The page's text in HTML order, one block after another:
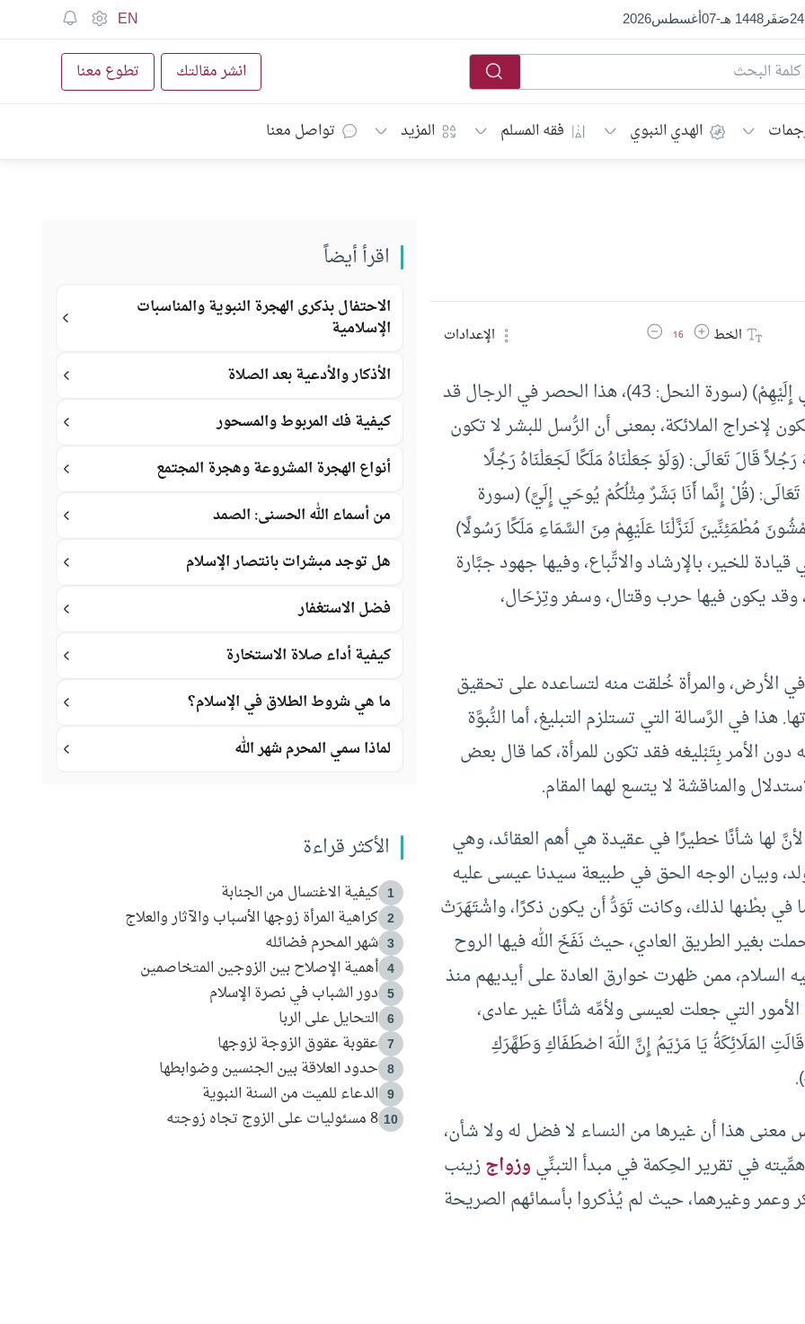
24صَفَر1448 هـ -
07أغسطس2026
EN
انشر مقالتك تطوع معنا
الهدي النبوي فقه المسلم المزيد تواصل معنا
الخطزيادة حجم الخط
16 تقليل حجم الخط الإعدادات
قَالَ الله تعالى: ( وَمَا أَرْسَلْنَا مِنْ قَبْلِكَ إِلَّا رِجَالًا نُوحِي إِلَيْهِمْ) (سورة النحل: 43)، هذا الحصر في الرجال قد
لإخراج الملائكة، بمعنى أن الرُّسل للبشر لا تكون
رَجُلاً قَالَ تَعَالَى: (وَلَوْ جَعَلْنَاهُ مَلَكًا لَجَعَلْنَاهُ رَجُلًا
تَعَالَى: (قُلْ إِنَّما أَنَا بَشَرٌ مِثْلُكُمْ يُوحَي إِلَيَّ) (سورة
يَمْشُونَ مُطْمَئِنِّينَ لَنَزَّلْنَا عَلَيْهِمْ مِنَ السَّمَاءِ مَلَكًا رَسُولًا)
هي قيادة للخير، بالإرشاد والاتِّباع، وفيها جهود جبَّارة
وقد يكون فيها حرب وقتال، وسفر وتِرْحَال،
الأرض، والمرأة خُلقت منه لتساعده على تحقيق
في الرَّسالة التي تستلزم التبليغ، أما النُّبوَّة
الأمر بِتَبْليغه فقد تكون للمرأة، كما قال بعض
والمناقشة لا يتسع لهما المقام.
لها شأنًا خطيرًا في عقيدة هي أهم العقائد، وهي
وبيان الوجه الحق في طبيعة سيدنا عيسى عليه
في بطْنها لذلك، وكانت تَوَدُّ أن يكون ذكرًا، واشْتَهَرَتْ
بغير الطريق العادي، حيث نَفَخَ الله فيها الروح
السلام، ممن ظهرت خوارق العادة على أيديهم منذ
التي جعلت لعيسى ولأمِّه شأنًا غير عادى،
المَلَائِكَةُ يَا مَرْيَمُ إِنَّ اللهَ اصْطَفَاكِ وَطَهَّرَكِ
معنى هذا أن غيرها من النساء لا فضل له ولا شأن،
في تقرير الحِكمة في مبدأ التبنِّيوزواجزينب
وغيرهما، حيث لم يُذْكروا بأسمائهم الصريحة
اقرأ أيضاً
الاحتفال بذكرى الهجرة النبوية والمناسبات
الإسلامية
الأذكار والأدعية بعد الصلاة
كيفية فك المربوط والمسحور
أنواع الهجرة المشروعة وهجرة المجتمع
من أسماء الله الحسنى: الصمد
هل توجد مبشرات بانتصار الإسلام
فضل الاستغفار
كيفية أداء صلاة الاستخارة
ما هي شروط الطلاق في الإسلام؟
لماذا سمي المحرم شهر الله
الأكثر قراءة
1 كيفية الاغتسال من الجنابة
2 كراهية المرأة زوجها الأسباب والآثار والعلاج
3 شهر المحرم فضائله
4 أهمية الإصلاح بين الزوجين المتخاصمين
5 دور الشباب في نصرة الإسلام
6 التحايل على الربا
7 عقوبة عقوق الزوجة لزوجها
8 حدود العلاقة بين الجنسين وضوابطها
9 الدعاء للميت من السنة النبوية
10 8 مسئوليات على الزوج تجاه زوجته